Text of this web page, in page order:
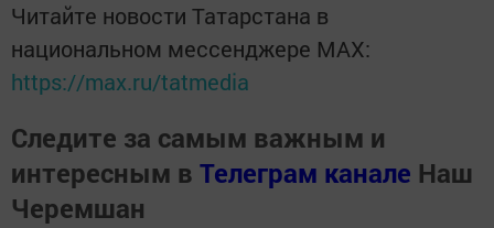
Читайте новости Татарстана в
национальном мессенджере MАХ:
https://max.ru/tatmedia
Следите за самым важным и
интересным в Телеграм канале Наш
Черемшан